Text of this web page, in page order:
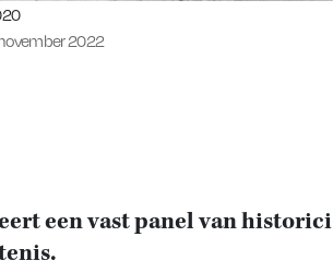
op:
2022
een vast panel van